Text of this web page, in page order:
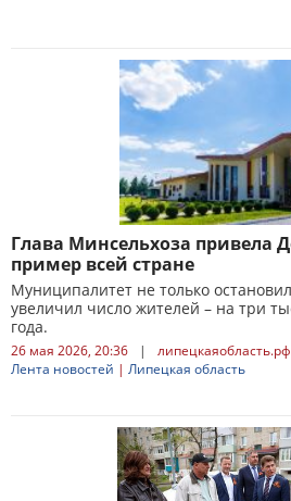
Глава Минсельхоза привела
пример всей стране
Муниципалитет не только
увеличил число жителей – на три
года.
26 мая 2026, 20:36 |
липецкаяобласть.рф
Лента новостей | Липецкая область